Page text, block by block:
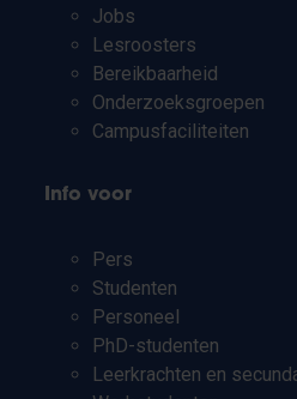
Jobs
Lesroosters
Bereikbaarheid
Onderzoeksgroepen
Campusfaciliteiten
Info voor
Pers
Studenten
Personeel
PhD-studenten
Leerkrachten en